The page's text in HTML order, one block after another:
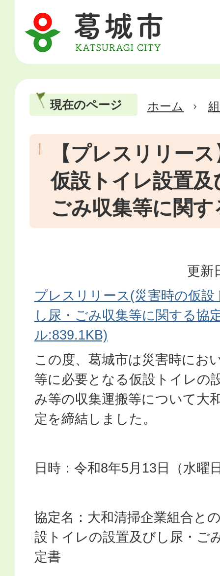
現在のページ ホーム
【プレスリリー
仮設トイレ設置及
ごみ収集等に関す
更新
プレスリリース(災害時の仮
し尿・ごみ収集等に関する協
ル:839.1KB)
この度、葛城市は災害時にお
等に必要となる仮設トイレの
み等の収集運搬等について大
定を締結しました。
日時：令和8年5月13日（水曜
協定名：大和清掃企業組合と
設トイレの設置及びし尿・ご
定書